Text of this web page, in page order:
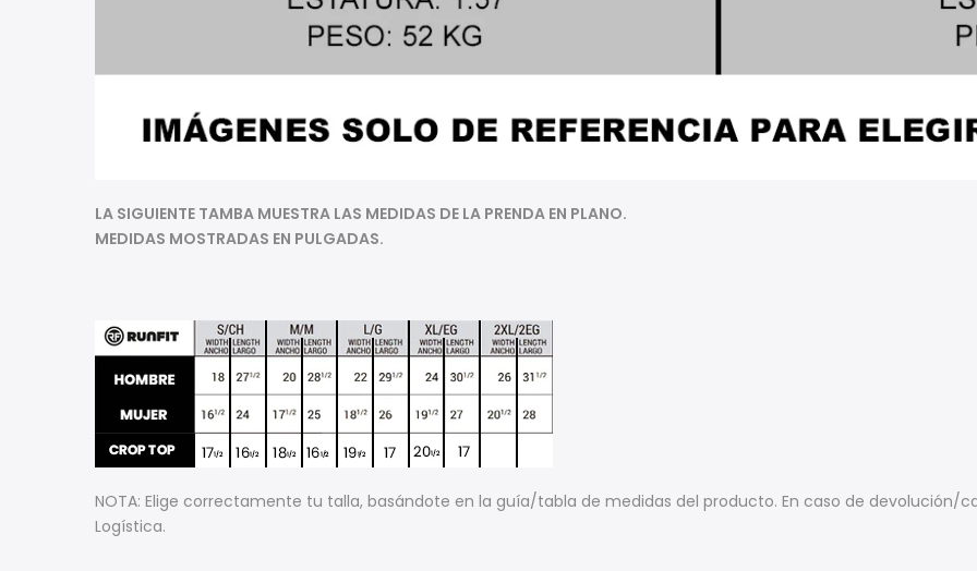
LA SIGUIENTE TAMBA MUESTRA LAS MEDIDAS DE LA PRENDA EN PLANO.
MEDIDAS MOSTRADAS EN PULGADAS.
NOTA: Elige correctamente tu talla, basándote en la guía/tabla de medidas del producto. En caso de devolución/
Logística.